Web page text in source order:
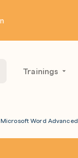
Trainings
Microsoft Word Advanced